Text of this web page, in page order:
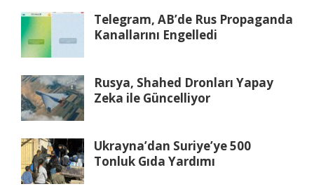
Telegram, AB’de Rus Propaganda
Kanallarını Engelledi
Rusya, Shahed Dronları Yapay
Zeka ile Güncelliyor
Ukrayna’dan Suriye’ye 500
Tonluk Gıda Yardımı